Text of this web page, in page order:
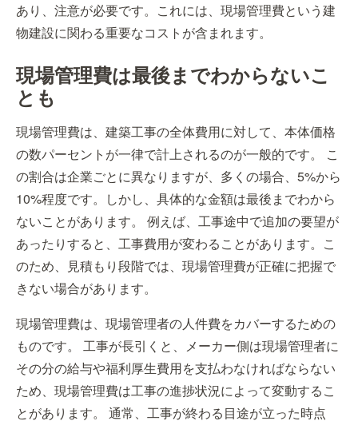
あり、注意が必要です。これには、現場管理費という建
物建設に関わる重要なコストが含まれます。
現場管理費は最後までわからないこ
とも
現場管理費は、建築工事の全体費用に対して、本体価格
の数パーセントが一律で計上されるのが一般的です。 こ
の割合は企業ごとに異なりますが、多くの場合、5%から
10%程度です。しかし、具体的な金額は最後までわから
ないことがあります。 例えば、工事途中で追加の要望が
あったりすると、工事費用が変わることがあります。こ
のため、見積もり段階では、現場管理費が正確に把握で
きない場合があります。
現場管理費は、現場管理者の人件費をカバーするための
ものです。 工事が長引くと、メーカー側は現場管理者に
その分の給与や福利厚生費用を支払わなければならない
ため、現場管理費は工事の進捗状況によって変動するこ
とがあります。 通常、工事が終わる目途が立った時点